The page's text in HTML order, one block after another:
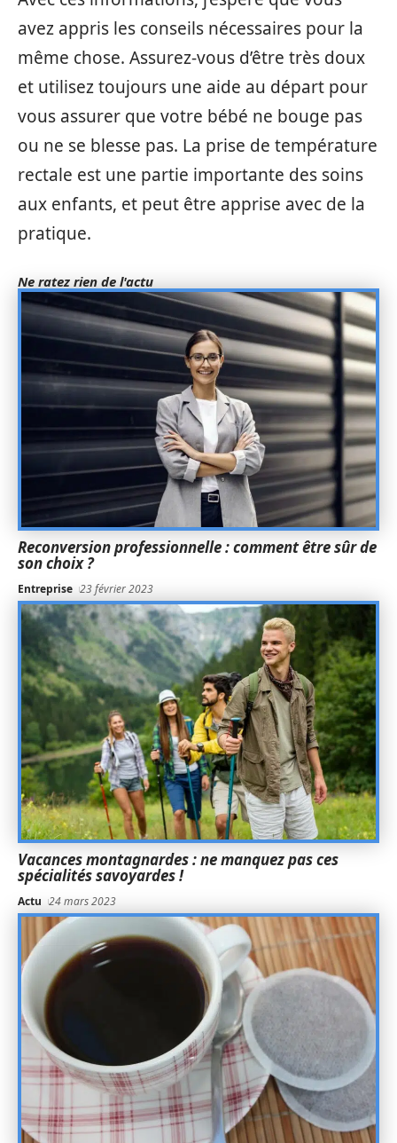
avez appris les conseils nécessaires pour la
même chose. Assurez-vous d’être très doux
et utilisez toujours une aide au départ pour
vous assurer que votre bébé ne bouge pas
ou ne se blesse pas. La prise de température
rectale est une partie importante des soins
aux enfants, et peut être apprise avec de la
pratique.
Ne ratez rien de l'actu
Reconversion professionnelle : comment être sûr de
son choix ?
Entreprise 23 février 2023
Vacances montagnardes : ne manquez pas ces
spécialités savoyardes !
Actu 24 mars 2023